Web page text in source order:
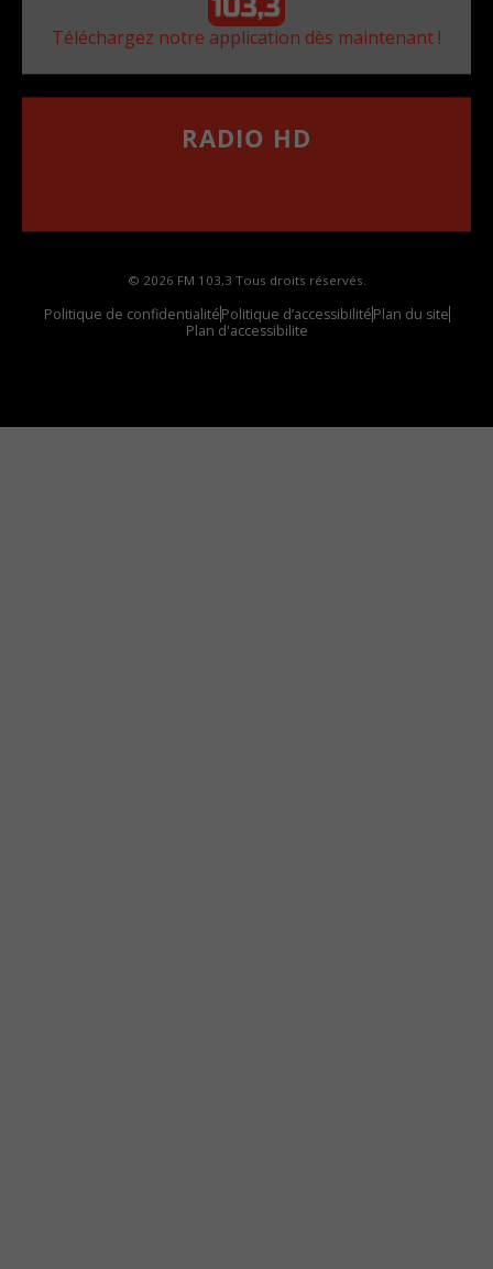
Téléchargez notre application dès maintenant !
RADIO HD
© 2026 FM 103,3 Tous droits réservés.
Politique de confidentialitéPolitique d’accessibilitéPlan du site
Plan d'accessibilite